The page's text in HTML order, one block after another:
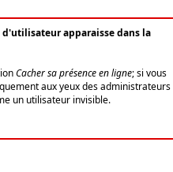
apparaisse dans la
Cacher sa présence en ligne; si vous
aux yeux des administrateurs
un utilisateur invisible.